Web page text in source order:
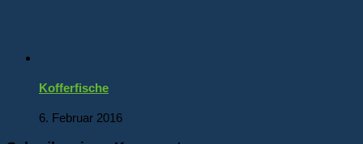
Kofferfische
6. Februar 2016